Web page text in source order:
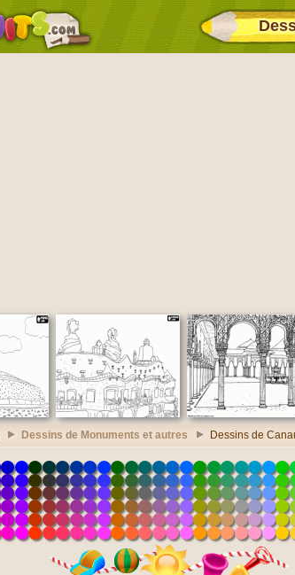
Dessins de Monuments et autres Dessins de